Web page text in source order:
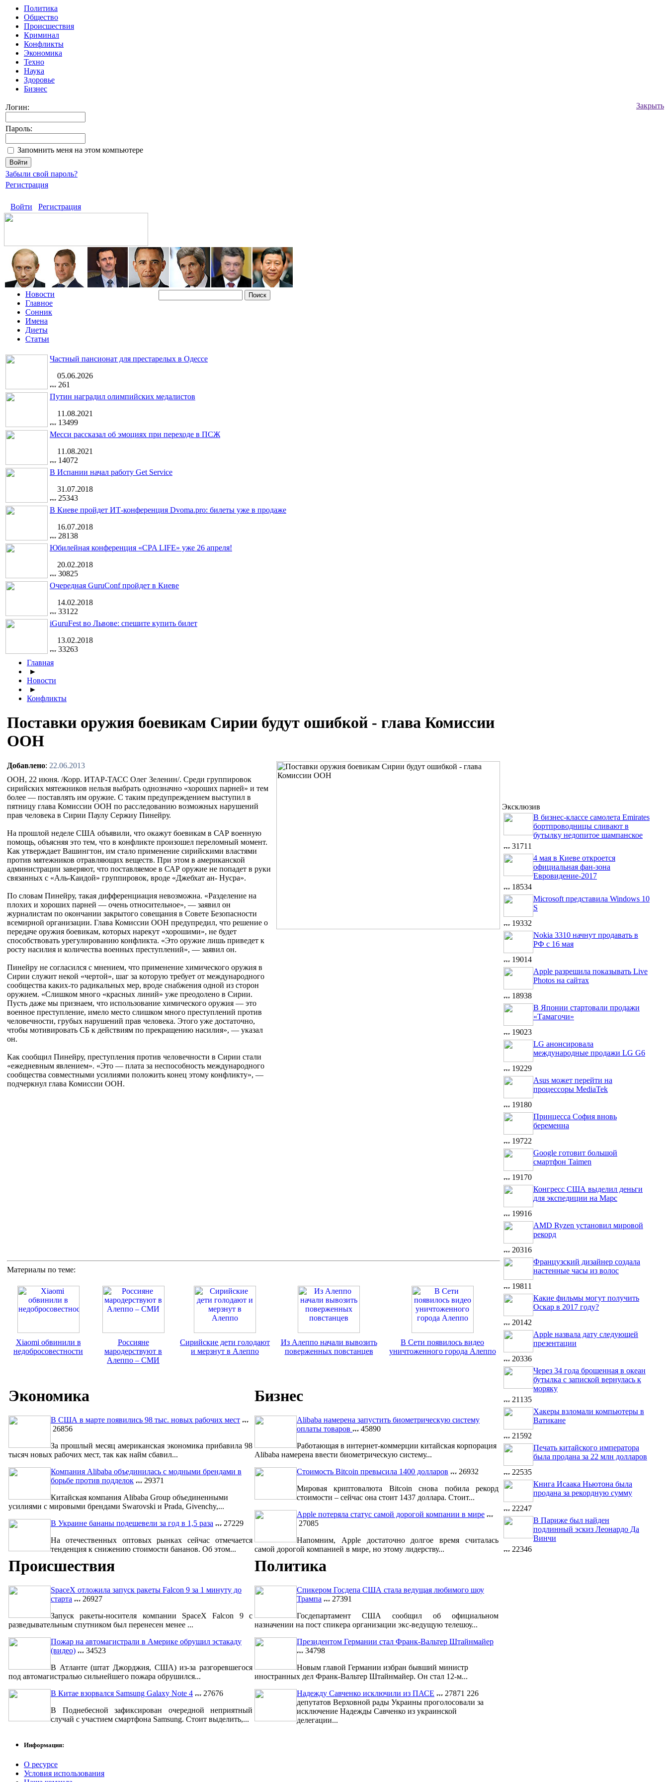
Политика
Общество
Происшествия
Криминал
Конфликты
Экономика
Техно
Наука
Здоровье
Бизнес
Закрыть
Логин:
Пароль:
Запомнить меня на этом компьютере
Забыли свой пароль?
Регистрация
Войти Регистрация
Новости
Главное
Сонник
Имена
Диеты
Статьи
Частный пансионат для престарелых в Одессе
05.06.2026
261
Путин наградил олимпийских медалистов
11.08.2021
13499
Месси рассказал об эмоциях при переходе в ПСЖ
11.08.2021
14072
В Испании начал работу Get Service
31.07.2018
25343
В Киеве пройдет ИТ-конференция Dvoma.pro: билеты уже в продаже
16.07.2018
28138
Юбилейная конференция «CPA LIFE» уже 26 апреля!
20.02.2018
30825
Очередная GuruConf пройдет в Киеве
14.02.2018
33122
iGuruFest во Львове: спешите купить билет
13.02.2018
33263
Главная
►
Новости
►
Конфликты
Поставки оружия боевикам Сирии будут ошибкой - глава Комиссии
ООН
Добавлено: 22.06.2013
ООН, 22 июня. /Корр. ИТАР-ТАСС Олег Зеленин/. Среди группировок
сирийских мятежников нельзя выбрать однозначно «хороших парней» и тем
более — поставлять им оружие. С таким предупреждением выступил в
пятницу глава Комиссии ООН по расследованию возможных нарушений
прав человека в Сирии Паулу Сержиу Пинейру.
На прошлой неделе США объявили, что окажут боевикам в САР военную
помощь, объясняя это тем, что в конфликте произошел переломный момент.
Как утверждает Вашингтон, им стало применение сирийскими властями
против мятежников отравляющих веществ. При этом в американской
администрации заверяют, что поставляемое в САР оружие не попадет в руки
связанных с «Аль-Каидой» группировок, вроде «Джебхат ан- Нусра».
По словам Пинейру, такая дифференциация невозможна. «Разделение на
плохих и хороших парней — очень относительное», — заявил он
журналистам по окончании закрытого совещания в Совете Безопасности
всемирной организации. Глава Комиссии ООН предупредил, что решение о
передаче оружия боевикам, которых нарекут «хорошими», не будет
способствовать урегулированию конфликта. «Это оружие лишь приведет к
росту насилия и количества военных преступлений», — заявил он.
Пинейру не согласился с мнением, что применение химического оружия в
Сирии служит некой «чертой», шаг за которую требует от международного
сообщества каких-то радикальных мер, вроде снабжения одной из сторон
оружием. «Слишком много «красных линий» уже преодолено в Сирии.
Пусть даже мы признаем, что использование химического оружия — это
военное преступление, имело место слишком много преступлений против
человечности, грубых нарушений прав человека. Этого уже достаточно,
чтобы мотивировать СБ к действиям по прекращению насилия», — указал
он.
Как сообщил Пинейру, преступления против человечности в Сирии стали
«ежедневным явлением». «Это — плата за неспособность международного
сообщества совместными усилиями положить конец этому конфликту», —
подчеркнул глава Комиссии ООН.
Материалы по теме:
Xiaomi обвинили в
недобросовестности
Россияне
мародерствуют в
Алеппо – СМИ
Сирийские дети голодают
и мерзнут в Алеппо
Из Алеппо начали вывозить
поверженных повстанцев
В Сети появилось видео
уничтоженного города Алеппо
Экономика
В США в марте появились 98 тыс. новых рабочих мест
26856
За прошлый месяц американская экономика прибавила 98
тысяч новых рабочих мест, так как найм сбавил...
Компания Alibaba объединилась с модными брендами в
борьбе против подделок
29371
Китайская компания Alibaba Group объединенными
усилиями с мировыми брендами Swarovski и Prada, Givenchy,...
В Украине бананы подешевели за год в 1,5 раза
27229
На отечественных оптовых рынках сейчас отмечается
тенденция к снижению стоимости бананов. Об этом...
Бизнес
Alibaba намерена запустить биометрическую систему
оплаты товаров
45890
Работающая в интернет-коммерции китайская корпорация
Alibaba намерена ввести биометрическую систему...
Стоимость Bitcoin превысила 1400 долларов
26932
Мировая криптовалюта Bitcoin снова побила рекорд
стоимости – сейчас она стоит 1437 доллара. Стоит...
Apple потеряла статус самой дорогой компании в мире
27085
Напомним, Apple достаточно долгое время считалась
самой дорогой компанией в мире, но этому лидерству...
Происшествия
SpaceX отложила запуск ракеты Falcon 9 за 1 минуту до
старта
26927
Запуск ракеты-носителя компании SpaceX Falcon 9 с
разведывательным спутником был перенесен менее ...
Пожар на автомагистрали в Америке обрушил эстакаду
(видео)
34523
В Атланте (штат Джорджия, США) из-за разгоревшегося
под автомагистралью сильнейшего пожара обрушился...
В Китае взорвался Samsung Galaxy Note 4
27676
В Поднебесной зафиксирован очередной неприятный
случай с участием смартфона Samsung. Стоит выделить,...
Политика
Спикером Госдепа США стала ведущая любимого шоу
Трампа
27391
Госдепартамент США сообщил об официальном
назначении на пост спикера организации экс-ведущую телешоу...
Президентом Германии стал Франк-Вальтер Штайнмайер
34798
Новым главой Германии избран бывший министр
иностранных дел Франк-Вальтер Штайнмайер. Он стал 12-м...
Надежду Савченко исключили из ПАСЕ
27871 226
депутатов Верховной рады Украины проголосовали за
исключение Надежды Савченко из украинской
делегации...
Эксклюзив
В бизнес-классе самолета Emirates
бортпроводницы сливают в
бутылку недопитое шампанское
31711
4 мая в Киеве откроется
официальная фан-зона
Евровидение-2017
18534
Microsoft представила Windows 10
S
19332
Nokia 3310 начнут продавать в
РФ с 16 мая
19014
Apple разрешила показывать Live
Photos на сайтах
18938
В Японии стартовали продажи
«Тамагочи»
19023
LG анонсировала
международные продажи LG G6
19229
Asus может перейти на
процессоры MediaTek
19180
Принцесса София вновь
беременна
19722
Google готовит большой
смартфон Taimen
19170
Конгресс США выделил деньги
для экспедиции на Марс
19916
AMD Ryzen установил мировой
рекорд
20316
Французский дизайнер создала
настенные часы из волос
19811
Какие фильмы могут получить
Оскар в 2017 году?
20142
Apple назвала дату следующей
презентации
20336
Через 34 года брошенная в океан
бутылка с запиской вернулась к
моряку
21135
Хакеры взломали компьютеры в
Ватикане
21592
Печать китайского императора
была продана за 22 млн долларов
22535
Книга Исаака Ньютона была
продана за рекордную сумму
22247
В Париже был найден
подлинный эскиз Леонардо Да
Винчи
22346
Информация:
О ресурсе
Условия использования